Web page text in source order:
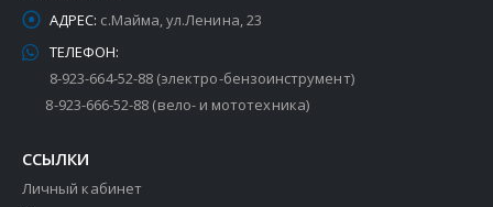
АДРЕС: с.Майма, ул.Ленина, 23
ТЕЛЕФОН:
8-923-664-52-88 (электро-бензоинструмент)
8-923-666-52-88 (вело- и мототехника)
ССЫЛКИ
Личный кабинет